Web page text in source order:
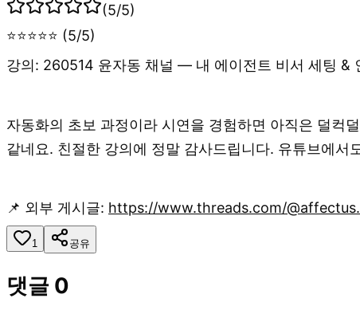
(5/5)
⭐⭐⭐⭐⭐ (5/5)
강의: 260514 윤자동 채널 — 내 에이전트 비서 세팅 &
자동화의 초보 과정이라 시연을 경험하면 아직은 덜컥
같네요. 친절한 강의에 정말 감사드립니다. 유튜브에서
📌 외부 게시글: https://www.threads.com/
1 공유
댓글 0